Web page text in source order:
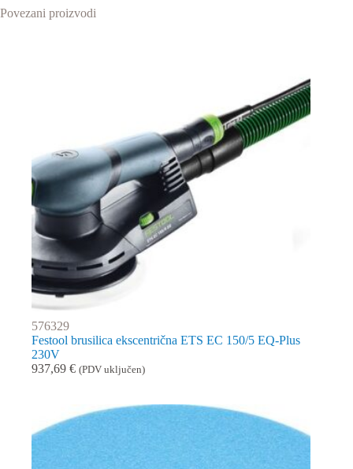
Povezani proizvodi
576329
Festool brusilica ekscentrična ETS EC 150/5 EQ-Plus
230V
937,69 € (PDV uključen)